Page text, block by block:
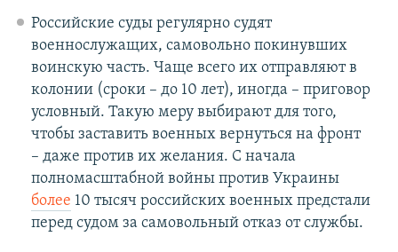
Российские суды регулярно судят
военнослужащих, самовольно покинувших
воинскую часть. Чаще всего их отправляют в
колонии (сроки – до 10 лет), иногда – приговор
условный. Такую меру выбирают для того,
чтобы заставить военных вернуться на фронт
– даже против их желания. С начала
полномасштабной войны против Украины
более 10 тысяч российских военных предстали
перед судом за самовольный отказ от службы.